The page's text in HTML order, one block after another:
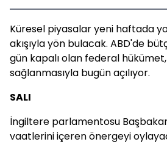
Küresel piyasalar yeni haftada
akışıyla yön bulacak. ABD'de
gün kapalı olan federal
sağlanmasıyla bugün açılıyor.
SALI
İngiltere parlamentosu
vaatlerini içeren önergeyi